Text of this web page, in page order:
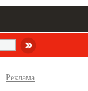
Реклама